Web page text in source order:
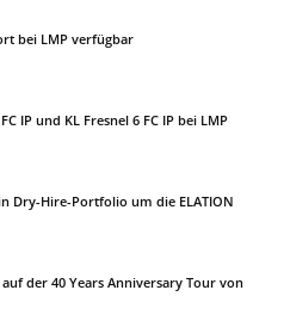
bei LMP verfügbar
IP und KL Fresnel 6 FC IP bei LMP
Dry-Hire-Portfolio um die ELATION
auf der 40 Years Anniversary Tour von